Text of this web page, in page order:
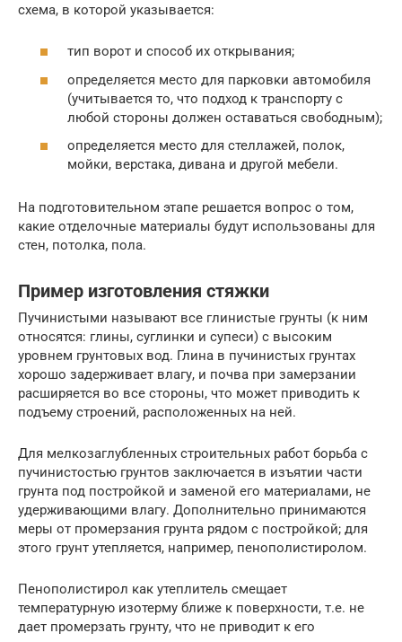
схема, в которой указывается:
тип ворот и способ их открывания;
определяется место для парковки автомобиля
(учитывается то, что подход к транспорту с
любой стороны должен оставаться свободным);
определяется место для стеллажей, полок,
мойки, верстака, дивана и другой мебели.
На подготовительном этапе решается вопрос о том,
какие отделочные материалы будут использованы для
стен, потолка, пола.
Пример изготовления стяжки
Пучинистыми называют все глинистые грунты (к ним
относятся: глины, суглинки и супеси) с высоким
уровнем грунтовых вод. Глина в пучинистых грунтах
хорошо задерживает влагу, и почва при замерзании
расширяется во все стороны, что может приводить к
подъему строений, расположенных на ней.
Для мелкозаглубленных строительных работ борьба с
пучинистостью грунтов заключается в изъятии части
грунта под постройкой и заменой его материалами, не
удерживающими влагу. Дополнительно принимаются
меры от промерзания грунта рядом с постройкой; для
этого грунт утепляется, например, пенополистиролом.
Пенополистирол как утеплитель смещает
температурную изотерму ближе к поверхности, т.е. не
дает промерзать грунту, что не приводит к его